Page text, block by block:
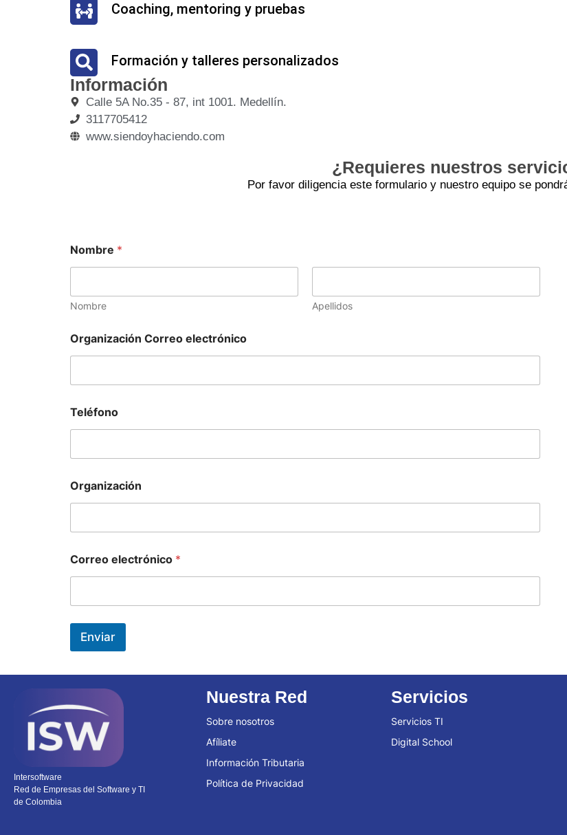
Coaching, mentoring y pruebas
Formación y talleres personalizados
Información
Calle 5A No.35 - 87, int 1001. Medellín.
3117705412
www.siendoyhaciendo.com
¿Requieres nuestros
Por favor diligencia este formulario y nuestro equipo se
Nombre *
Nombre Apellidos
Organización Correo electrónico
Teléfono
Organización
Correo electrónico *
Enviar
Intersoftware
Red de Empresas del Software y TI
de Colombia
Nuestra Red
Sobre nosotros
Afíliate
Información Tributaria
Política de Privacidad
Servicios
Servicios TI
Digital School